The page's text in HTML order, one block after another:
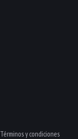
Términos y condiciones